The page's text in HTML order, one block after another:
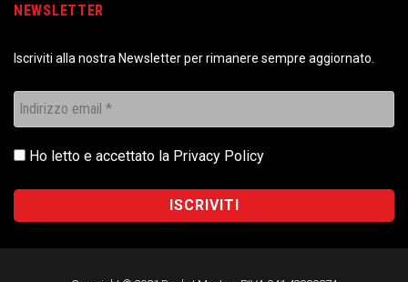
NEWSLETTER
Iscriviti alla nostra Newsletter per rimanere sempre aggiornato.
Ho letto e accettato la Privacy Policy